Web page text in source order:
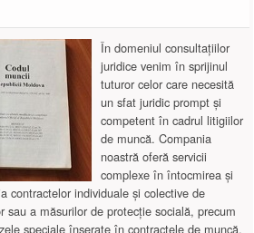
În domeniul consultațiilor
juridice venim în sprijinul
tuturor celor care necesită
un sfat juridic prompt și
competent în cadrul litigiilor
de muncă. Compania
noastră oferă servicii
complexe în întocmirea și
contractelor individuale și colective de
sau a măsurilor de protecție socială, precum
speciale înserate în contractele de muncă,